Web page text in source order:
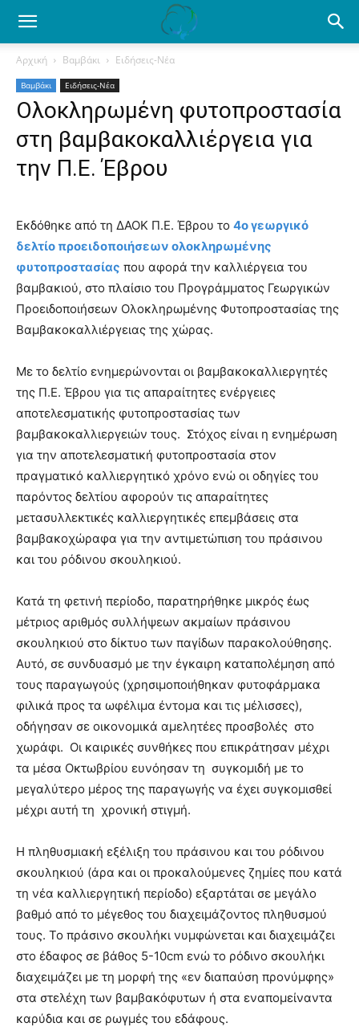
Ενημέρωση
για
βαμβάκι.
Όλα
τελευταία
νέα
ελληνικό
βαμβάκι.
Αρχική Βαμβάκι Ειδήσεις-Νέα
Βαμβάκι Ειδήσεις-Νέα
Ολοκληρωμένη φυτοπροστασία
στη βαμβακοκαλλιέργεια για
την Π.Ε. Έβρου
Εκδόθηκε από τη ΔΑΟΚ Π.Ε. Έβρου το 4ο γεωργικό
δελτίο προειδοποιήσεων ολοκληρωμένης
φυτοπροστασίας που αφορά την καλλιέργεια του
βαμβακιού, στο πλαίσιο του Προγράμματος Γεωργικών
Προειδοποιήσεων Ολοκληρωμένης Φυτοπροστασίας της
Βαμβακοκαλλιέργειας της χώρας.
Με το δελτίο ενημερώνονται οι βαμβακοκαλλιεργητές
της Π.Ε. Έβρου για τις απαραίτητες ενέργειες
αποτελεσματικής φυτοπροστασίας των
βαμβακοκαλλιεργειών τους. Στόχος είναι η ενημέρωση
για την αποτελεσματική φυτοπροστασία στον
πραγματικό καλλιεργητικό χρόνο ενώ οι οδηγίες του
παρόντος δελτίου αφορούν τις απαραίτητες
μετασυλλεκτικές καλλιεργητικές επεμβάσεις στα
βαμβακοχώραφα για την αντιμετώπιση του πράσινου
και του ρόδινου σκουληκιού.
Κατά τη φετινή περίοδο, παρατηρήθηκε μικρός έως
μέτριος αριθμός συλλήψεων ακμαίων πράσινου
σκουληκιού στο δίκτυο των παγίδων παρακολούθησης.
Αυτό, σε συνδυασμό με την έγκαιρη καταπολέμηση από
τους παραγωγούς (χρησιμοποιήθηκαν φυτοφάρμακα
φιλικά προς τα ωφέλιμα έντομα και τις μέλισσες),
οδήγησαν σε οικονομικά αμελητέες προσβολές στο
χωράφι. Οι καιρικές συνθήκες που επικράτησαν μέχρι
τα μέσα Οκτωβρίου ευνόησαν τη συγκομιδή με το
μεγαλύτερο μέρος της παραγωγής να έχει συγκομισθεί
μέχρι αυτή τη χρονική στιγμή.
Η πληθυσμιακή εξέλιξη του πράσινου και του ρόδινου
σκουληκιού (άρα και οι προκαλούμενες ζημίες που κατά
τη νέα καλλιεργητική περίοδο) εξαρτάται σε μεγάλο
βαθμό από το μέγεθος του διαχειμάζοντος πληθυσμού
τους. Το πράσινο σκουλήκι νυμφώνεται και διαχειμάζει
στο έδαφος σε βάθος 5-10cm ενώ το ρόδινο σκουλήκι
διαχειμάζει με τη μορφή της «εν διαπαύση προνύμφης»
στα στελέχη των βαμβακόφυτων ή στα εναπομείναντα
καρύδια και σε ρωγμές του εδάφους.